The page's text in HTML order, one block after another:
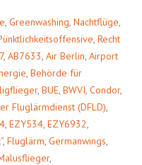
Greenwashing Nachtflüge
Recht
, AB7633 Air Berlin Airport
Behörde für
, BUE BWVI Condor,
Fluglärmdienst (DFLD)
EZY534 EZY6932
, Fluglärm Germanwings
,